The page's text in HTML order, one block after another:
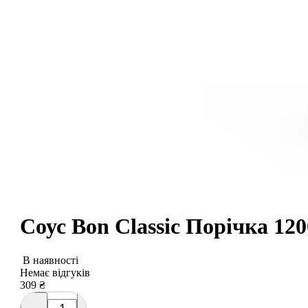
Соус Bon Classic Порічка
В наявності
Немає відгуків
309 ₴